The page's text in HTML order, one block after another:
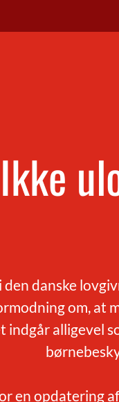
Ikke
danske
om, at
alligevel
en opdatering